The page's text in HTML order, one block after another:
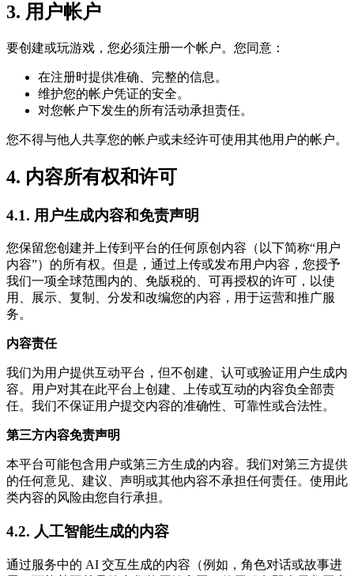
3. 用户帐户
要创建或玩游戏，您必须注册一个帐户。您同意：
在注册时提供准确、完整的信息。
维护您的帐户凭证的安全。
对您帐户下发生的所有活动承担责任。
您不得与他人共享您的帐户或未经许可使用其他用户的帐户。
4. 内容所有权和许可
4.1. 用户生成内容和免责声明
您保留您创建并上传到平台的任何原创内容（以下简称“用户
内容”）的所有权。但是，通过上传或发布用户内容，您授予
我们一项全球范围内的、免版税的、可再授权的许可，以使
用、展示、复制、分发和改编您的内容，用于运营和推广服
务。
内容责任
我们为用户提供互动平台，但不创建、认可或验证用户生成内
容。用户对其在此平台上创建、上传或互动的内容负全部责
任。我们不保证用户提交内容的准确性、可靠性或合法性。
第三方内容免责声明
本平台可能包含用户或第三方生成的内容。我们对第三方提供
的任何意见、建议、声明或其他内容不承担任何责任。使用此
类内容的风险由您自行承担。
4.2. 人工智能生成的内容
通过服务中的 AI 交互生成的内容（例如，角色对话或故事进